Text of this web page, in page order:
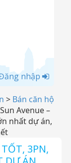
nhập
> Bán căn hộ
Avenue –
nhất dự án,
3PN,